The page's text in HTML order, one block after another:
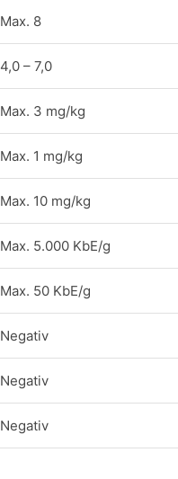
Max. 8
4,0 – 7,0
Max. 3 mg/kg
Max. 1 mg/kg
Max. 10 mg/kg
Max. 5.000 KbE/g
Max. 50 KbE/g
Negativ
Negativ
Negativ